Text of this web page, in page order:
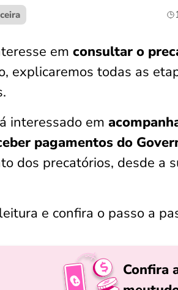
em consultar o
explicaremos todas as
interessado em
pagamentos do
dos precatórios, desde a
e confira o passo a
Confira